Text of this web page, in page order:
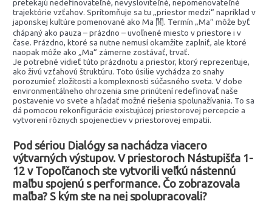
pretekajú nedefinovateľné, nevysloviteľné, nepomenovateľné
trajektórie vzťahov. Sprítomňuje sa tu „priestor medzi“ napríklad v
japonskej kultúre pomenované ako Ma 間. Termín „Ma“ môže byť
chápaný ako pauza – prázdno – uvoľnené miesto v priestore i v
čase. Prázdno, ktoré sa nutne nemusí okamžite zaplniť, ale ktoré
naopak môže ako „Ma“ zámerne zostávať, trvať.
Je potrebné vidieť túto prázdnotu a priestor, ktorý reprezentuje,
ako živú vzťahovú štruktúru. Toto úsilie vychádza zo snahy
porozumieť zložitosti a komplexnosti súčasného sveta. V dobe
environmentálneho ohrozenia sme prinútení redefinovať naše
postavenie vo svete a hľadať možné riešenia spolunažívania. To sa
dá pomocou rekonfigurácie existujúcej priestorovej percepcie a
vytvorení rôznych spojenectiev v priestorovej empatii.
Pod sériou Dialógy sa nachádza viacero
výtvarných výstupov. V priestoroch Nástupišťa 1-
12 v Topoľčanoch ste vytvorili veľkú nástennú
maľbu spojenú s performance. Čo zobrazovala
maľba? S kým ste na nej spolupracovali?